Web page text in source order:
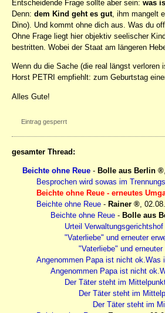
Entscheidende Frage sollte aber sein: was
Denn: dem Kind geht es gut, ihm mangelt
Dino). Und kommt ohne dich aus. Was du
Ohne Frage liegt hier objektiv seelischer
bestritten. Wobei der Staat am längeren
Wenn du die Sache (die real längst
Horst PETRI empfiehlt: zum Geburtstag
Alles Gute!
Eintrag gesperrt
gesamter Thread:
Beichte ohne Reue - Bolle aus Berlin
Besprochen wird sowas im
Beichte ohne Reue - erneutes
Beichte ohne Reue - Rainer
Beichte ohne Reue - Bolle aus
Urteil
"Vaterliebe" und erneuter
"Vaterliebe" und
Angenommen Papa ist nicht ok.Was
Angenommen Papa ist nicht
Der Täter steht im
Der Täter steht im
Der Täter steht im